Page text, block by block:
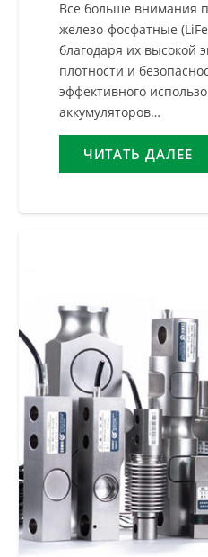
Все больше внимания
железо-фосфатные
благодаря их высокой
плотности и
эффективного
аккумуляторов…
ЧИТАТЬ ДАЛЕЕ